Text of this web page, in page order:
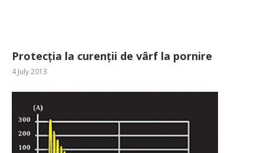
Protecția la curenții de vârf la pornire
4 July 2013